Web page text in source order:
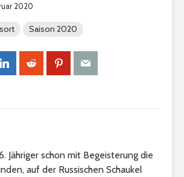
2020
Saison 2020
Jähriger schon mit Begeisterung die
auf der Russischen Schaukel